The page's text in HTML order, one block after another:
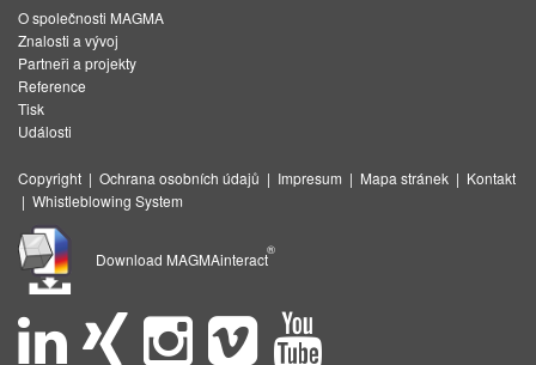
O společnosti MAGMA
Znalosti a vývoj
Partneři a projekty
Reference
Tisk
Události
Copyright | Ochrana osobních údajů | Impresum | Mapa stránek | Kontakt
| Whistleblowing System
Download MAGMAinteract
®